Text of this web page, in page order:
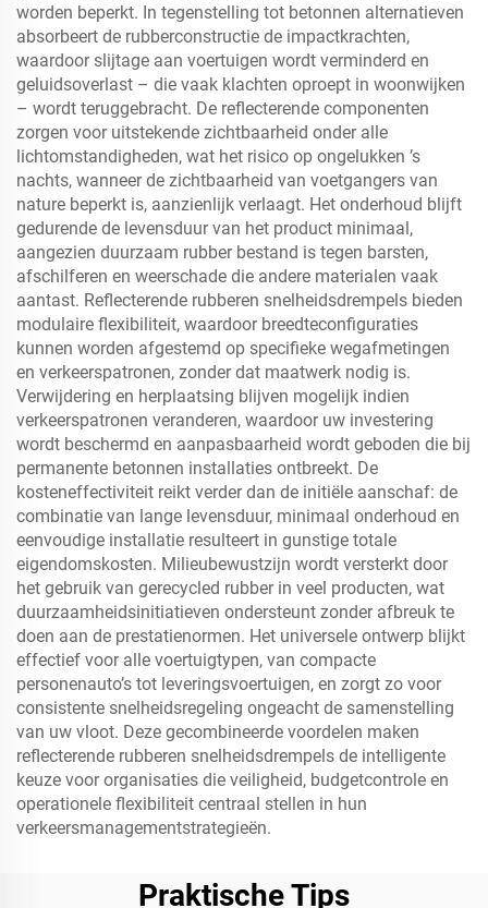
worden beperkt. In tegenstelling tot betonnen alternatieven
absorbeert de rubberconstructie de impactkrachten,
waardoor slijtage aan voertuigen wordt verminderd en
geluidsoverlast – die vaak klachten oproept in woonwijken
– wordt teruggebracht. De reflecterende componenten
zorgen voor uitstekende zichtbaarheid onder alle
lichtomstandigheden, wat het risico op ongelukken ’s
nachts, wanneer de zichtbaarheid van voetgangers van
nature beperkt is, aanzienlijk verlaagt. Het onderhoud blijft
gedurende de levensduur van het product minimaal,
aangezien duurzaam rubber bestand is tegen barsten,
afschilferen en weerschade die andere materialen vaak
aantast. Reflecterende rubberen snelheidsdrempels bieden
modulaire flexibiliteit, waardoor breedteconfiguraties
kunnen worden afgestemd op specifieke wegafmetingen
en verkeerspatronen, zonder dat maatwerk nodig is.
Verwijdering en herplaatsing blijven mogelijk indien
verkeerspatronen veranderen, waardoor uw investering
wordt beschermd en aanpasbaarheid wordt geboden die bij
permanente betonnen installaties ontbreekt. De
kosteneffectiviteit reikt verder dan de initiële aanschaf: de
combinatie van lange levensduur, minimaal onderhoud en
eenvoudige installatie resulteert in gunstige totale
eigendomskosten. Milieubewustzijn wordt versterkt door
het gebruik van gerecycled rubber in veel producten, wat
duurzaamheidsinitiatieven ondersteunt zonder afbreuk te
doen aan de prestatienormen. Het universele ontwerp blijkt
effectief voor alle voertuigtypen, van compacte
personenauto’s tot leveringsvoertuigen, en zorgt zo voor
consistente snelheidsregeling ongeacht de samenstelling
van uw vloot. Deze gecombineerde voordelen maken
reflecterende rubberen snelheidsdrempels de intelligente
keuze voor organisaties die veiligheid, budgetcontrole en
operationele flexibiliteit centraal stellen in hun
verkeersmanagementstrategieën.
Praktische Tips